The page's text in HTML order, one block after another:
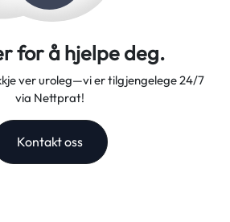
for å hjelpe deg.
ver uroleg—vi er tilgjengelege 24/7
via Nettprat!
Kontakt oss